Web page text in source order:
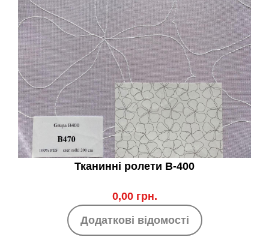
Тканинні ролети B-400
0,00 грн.
Додаткові відомості